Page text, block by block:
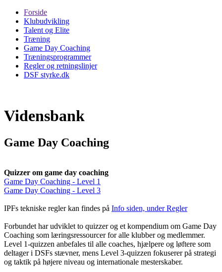
Forside
Klubudvikling
Talent og Elite
Træning
Game Day Coaching
Træningsprogrammer
Regler og retningslinjer
DSF styrke.dk
Vidensbank
Game Day Coaching
Quizzer om game day coaching
Game Day Coaching - Level 1
Game Day Coaching - Level 3
IPFs tekniske regler kan findes på Info siden, under Regler
Forbundet har udviklet to quizzer og et kompendium om Game Day
Coaching som læringsressourcer for alle klubber og medlemmer.
Level 1-quizzen anbefales til alle coaches, hjælpere og løftere som
deltager i DSFs stævner, mens Level 3-quizzen fokuserer på strategi
og taktik på højere niveau og internationale mesterskaber.